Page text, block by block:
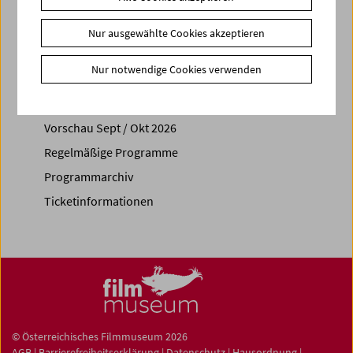
Share on
Vorschau Sept / Okt 2026
Regelmäßige Programme
Programmarchiv
Ticketinformationen
© Österreichisches Filmmuseum 2026
Nur ausgewählte Cookies akzeptieren
Nur notwendige Cookies verwenden